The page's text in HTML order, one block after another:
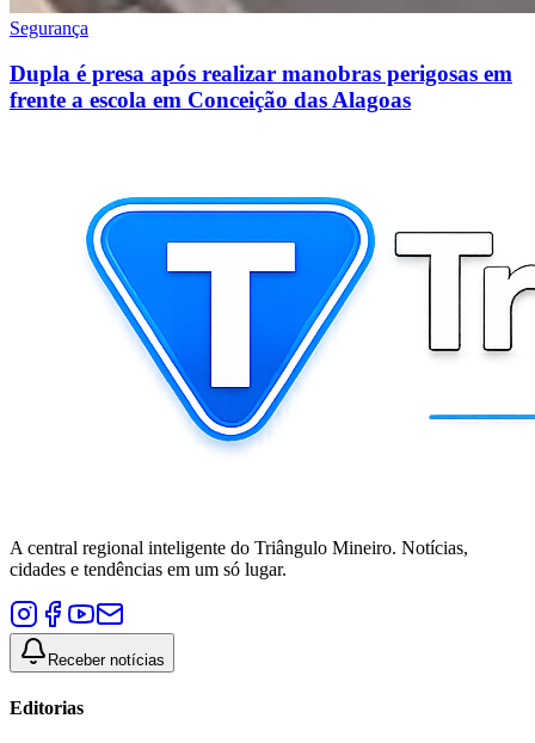
Segurança
Dupla é presa após realizar manobras perigosas em
frente a escola em Conceição das Alagoas
A central regional inteligente do Triângulo Mineiro. Notícias,
cidades e tendências em um só lugar.
Receber notícias
Editorias